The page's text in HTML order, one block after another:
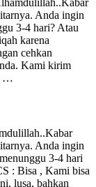
Anda ingin
3-4 hari? Atau
karena
cehkan
Kami kirim
…
Anda ingin
3-4 hari
: Bisa , Kami bisa
lusa, bahkan